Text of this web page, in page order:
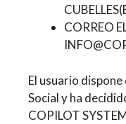
CORREO
El usuario dispone
Social y ha
COPILOT